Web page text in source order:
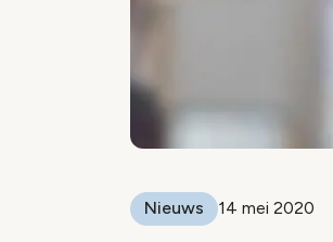
Nieuws 14 mei 2020